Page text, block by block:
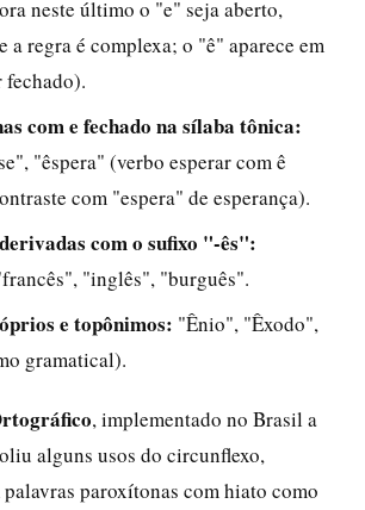
neste último o "e" seja aberto,
a regra é complexa; o "ê" aparece em
fechado).
com e fechado na sílaba tônica:
"êspera" (verbo esperar com ê
com "espera" de esperança).
com o sufixo "-ês":
"inglês", "burguês".
e topônimos: "Ênio", "Êxodo",
gramatical).
, implementado no Brasil a
alguns usos do circunflexo,
paroxítonas com hiato como